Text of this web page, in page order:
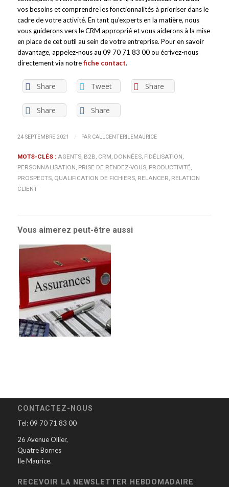
vos besoins et comprendre les fonctionnalités à prioriser dans le
cadre de votre activité. En tant qu’experts en la matière, nous
vous guiderons vers le CRM approprié et vous aiderons à la mise
en place de cet outil au sein de votre entreprise. Pour en savoir
davantage, appelez-nous au 09 70 71 83 00 ou écrivez-nous
directement via notrefiche contact.
Share Tweet Share
Share Share
24 SEPTEMBRE 2021 / PAR CALLCENTERILEMAURICE
MOTS-CLÉS : AGENTS, B2B CRM DONNÉES, FIDÉLISATION
PERSONNALISATION PRISE DE RENDEZ-VOUS, PRODUCTIVITÉ
PROSPECTS, QUALIFICATION DE FICHIERS, RELANCER RELATION
CLIENT
Vous aimerez peut-être aussi
CONTACTEZ-NOUS
Tel: 09 70 71 83 00
26 Avenue Ollier,
Quatre Bornes
Ile Maurice.
RECEVOIR LA NEWSLETTER HEBDOMADAIRE